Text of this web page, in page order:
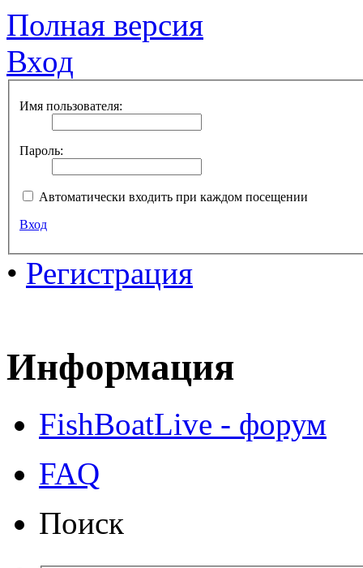
Полная версия
Вход
Имя пользователя:
Пароль:
Автоматически входить при каждом посещении
Вход
• Регистрация
Информация
FishBoatLive - форум
FAQ
Поиск